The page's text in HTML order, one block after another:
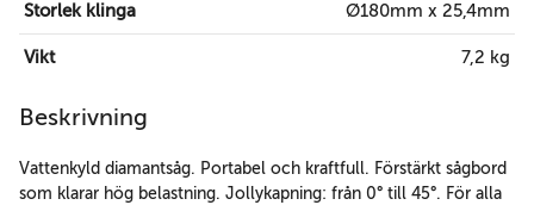
Storlek klinga Ø180mm x 25,4mm
Vikt 7,2 kg
Beskrivning
Vattenkyld diamantsåg. Portabel och kraftfull. Förstärkt sågbord
som klarar hög belastning. Jollykapning: från 0° till 45°. För alla